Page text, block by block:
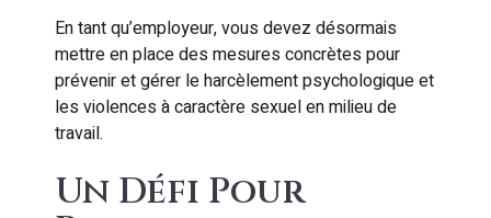
En tant qu’employeur, vous devez désormais
mettre en place des mesures concrètes pour
prévenir et gérer le harcèlement psychologique et
les violences à caractère sexuel en milieu de
travail.
Un Défi Pour